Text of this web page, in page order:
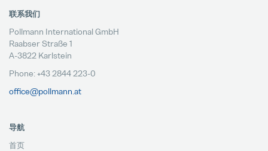
联系我们
Pollmann International GmbH
Raabser Straße 1
A-3822 Karlstein
Phone: +43 2844 223-0
office@pollmann.at
导航
首页